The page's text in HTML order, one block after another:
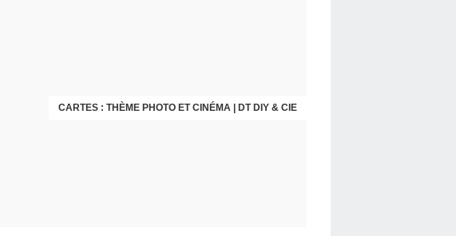
CARTES : THÈME PHOTO ET CINÉMA | DT DIY & CIE